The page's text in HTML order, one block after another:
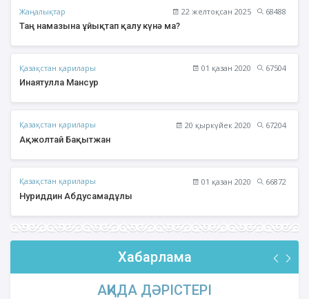
Жаңалықтар 22 желтоқсан 2025
68488
Таң намазына ұйықтап қалу күнә ма?
Қазақстан қарилары 01 қазан 2020
67504
Инаятулла Мансур
Қазақстан қарилары 20 қыркүйек 2020
67204
Ақжолтай Бақытжан
Қазақстан қарилары 01 қазан 2020
66872
Нуриддин Абдусамадұлы
Хабарлама
АҚИДА ДӘРІСТЕРІ